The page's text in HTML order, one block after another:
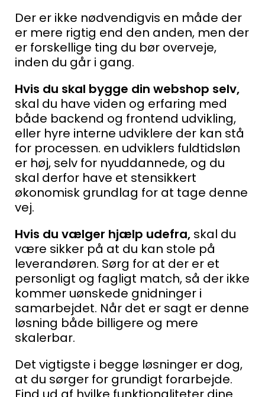
Der er ikke nødvendigvis en måde der
er mere rigtig end den anden, men der
er forskellige ting du bør overveje,
inden du går i gang.
Hvis du skal bygge din webshop selv,
skal du have viden og erfaring med
både backend og frontend udvikling,
eller hyre interne udviklere der kan stå
for processen. en udviklers fuldtidsløn
er høj, selv for nyuddannede, og du
skal derfor have et stensikkert
økonomisk grundlag for at tage denne
vej.
Hvis du vælger hjælp udefra, skal du
være sikker på at du kan stole på
leverandøren. Sørg for at der er et
personligt og fagligt match, så der ikke
kommer uønskede gnidninger i
samarbejdet. Når det er sagt er denne
løsning både billigere og mere
skalerbar.
Det vigtigste i begge løsninger er dog,
at du sørger for grundigt forarbejde.